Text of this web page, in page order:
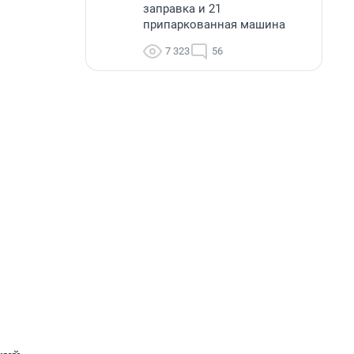
заправка и 21
припаркованная машина
7 323 56